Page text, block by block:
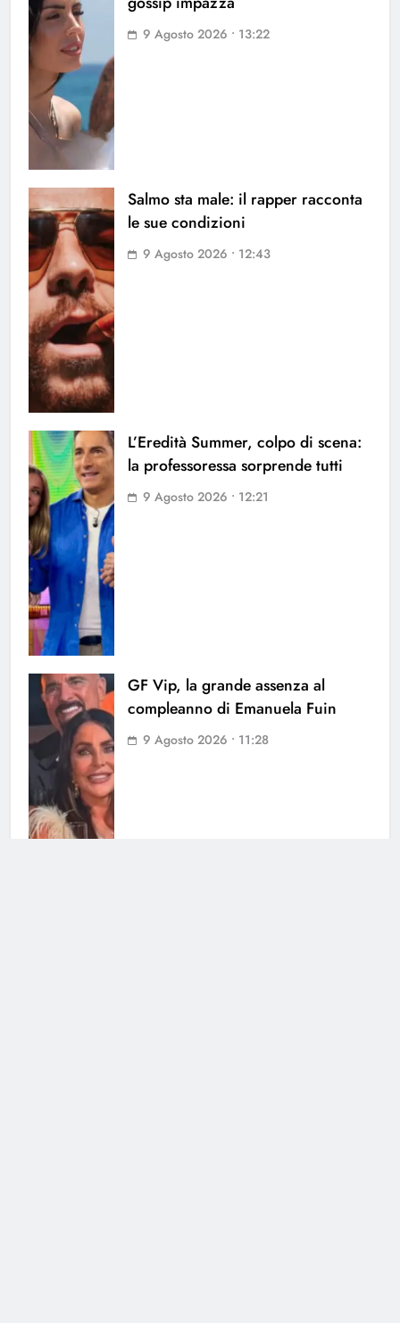
9 Agosto 2026 • 13:22
Salmo sta male: il rapper racconta
le sue condizioni
9 Agosto 2026 • 12:43
L’Eredità Summer, colpo di scena:
la professoressa sorprende tutti
9 Agosto 2026 • 12:21
GF Vip, la grande assenza al
compleanno di Emanuela Fuin
9 Agosto 2026 • 11:28